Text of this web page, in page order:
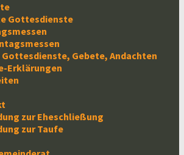
Gottesdienste
Gottesdienste, Gebete, Andachten
Erklärungen
zur Eheschließung
zur Taufe